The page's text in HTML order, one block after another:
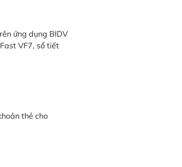
ứng dụng BIDV
VF7, sổ tiết
thẻ cho